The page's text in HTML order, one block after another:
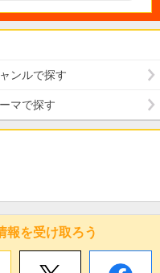
ンルで探す
マで探す
報を受け取ろう